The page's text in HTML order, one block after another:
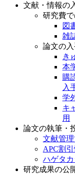
文献・情報の
研究費で
図
雑
論文の
き
本
購
入
学
キ
用
論文の執筆・
文献管
APC割
ハゲタカ
研究成果の公